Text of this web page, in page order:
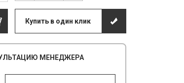
Купить в один клик
МЕНЕДЖЕРА